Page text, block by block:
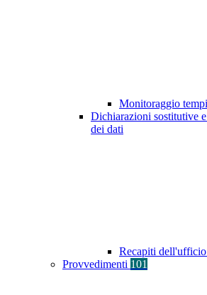
Monitoraggio
Dichiarazioni sostitutive
dei dati
Recapiti dell'ufficio
Provvedimenti 101